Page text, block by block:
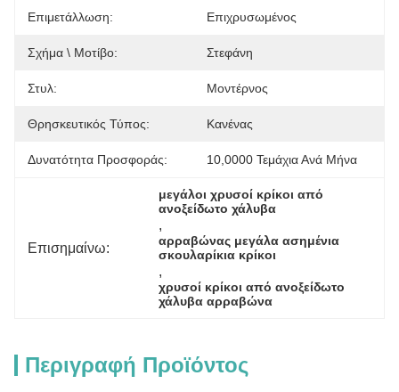
Επιμετάλλωση: Επιχρυσωμένος
Σχήμα \ Μοτίβο: Στεφάνη
Στυλ: Μοντέρνος
Θρησκευτικός Τύπος: Κανένας
Δυνατότητα Προσφοράς: 10,0000 Τεμάχια Ανά Μήνα
Επισημαίνω:
μεγάλοι χρυσοί κρίκοι από
ανοξείδωτο χάλυβα
,
αρραβώνας μεγάλα ασημένια
σκουλαρίκια κρίκοι
,
χρυσοί κρίκοι από ανοξείδωτο
χάλυβα αρραβώνα
Περιγραφή Προϊόντος